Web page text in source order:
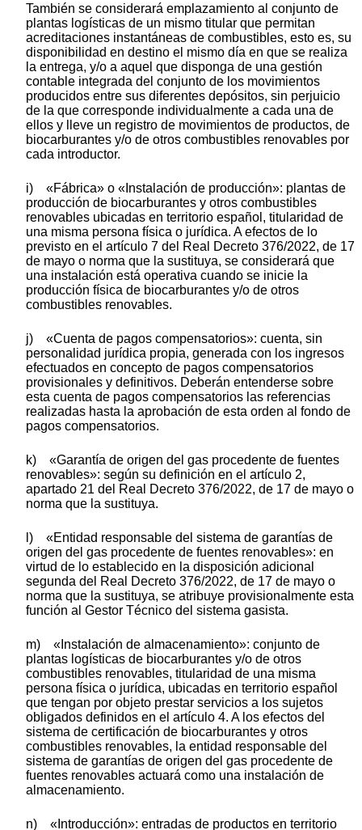
También se considerará emplazamiento al conjunto de
plantas logísticas de un mismo titular que permitan
acreditaciones instantáneas de combustibles, esto es, su
disponibilidad en destino el mismo día en que se realiza
la entrega, y/o a aquel que disponga de una gestión
contable integrada del conjunto de los movimientos
producidos entre sus diferentes depósitos, sin perjuicio
de la que corresponde individualmente a cada una de
ellos y lleve un registro de movimientos de productos, de
biocarburantes y/o de otros combustibles renovables por
cada introductor.
i) «Fábrica» o «Instalación de producción»: plantas de
producción de biocarburantes y otros combustibles
renovables ubicadas en territorio español, titularidad de
una misma persona física o jurídica. A efectos de lo
previsto en el artículo 7 del Real Decreto 376/2022, de 17
de mayo o norma que la sustituya, se considerará que
una instalación está operativa cuando se inicie la
producción física de biocarburantes y/o de otros
combustibles renovables.
j) «Cuenta de pagos compensatorios»: cuenta, sin
personalidad jurídica propia, generada con los ingresos
efectuados en concepto de pagos compensatorios
provisionales y definitivos. Deberán entenderse sobre
esta cuenta de pagos compensatorios las referencias
realizadas hasta la aprobación de esta orden al fondo de
pagos compensatorios.
k) «Garantía de origen del gas procedente de fuentes
renovables»: según su definición en el artículo 2,
apartado 21 del Real Decreto 376/2022, de 17 de mayo o
norma que la sustituya.
l) «Entidad responsable del sistema de garantías de
origen del gas procedente de fuentes renovables»: en
virtud de lo establecido en la disposición adicional
segunda del Real Decreto 376/2022, de 17 de mayo o
norma que la sustituya, se atribuye provisionalmente esta
función al Gestor Técnico del sistema gasista.
m) «Instalación de almacenamiento»: conjunto de
plantas logísticas de biocarburantes y/o de otros
combustibles renovables, titularidad de una misma
persona física o jurídica, ubicadas en territorio español
que tengan por objeto prestar servicios a los sujetos
obligados definidos en el artículo 4. A los efectos del
sistema de certificación de biocarburantes y otros
combustibles renovables, la entidad responsable del
sistema de garantías de origen del gas procedente de
fuentes renovables actuará como una instalación de
almacenamiento.
n) «Introducción»: entradas de productos en territorio